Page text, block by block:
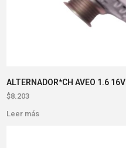
ALTERNADOR*CH AVEO 1.6 16V
$8.203
Leer más